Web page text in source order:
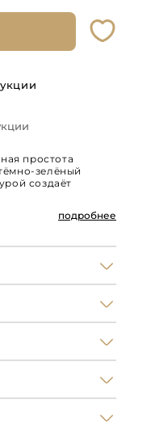
простота
зелёный
создаёт
подробнее